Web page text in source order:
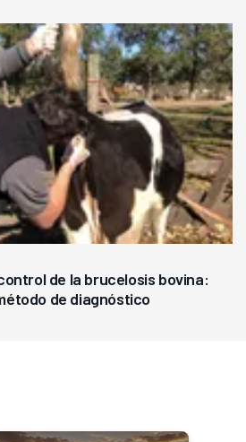
de la brucelosis bovina:
de diagnóstico